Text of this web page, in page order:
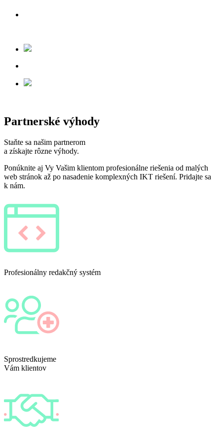
Partnerské výhody
Staňte sa našim partnerom
a získajte rôzne výhody.
Ponúknite aj Vy Vašim klientom profesionálne riešenia od malých
web stránok až po nasadenie komplexných IKT riešení. Pridajte sa
k nám.
Profesionálny redakčný systém
Sprostredkujeme
Vám klientov